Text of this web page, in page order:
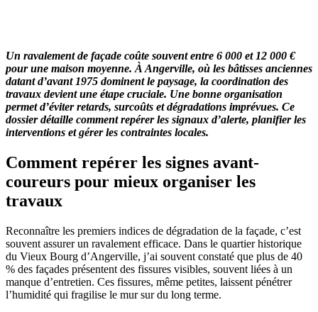
Un ravalement de façade coûte souvent entre 6 000 et 12 000 €
pour une maison moyenne. À Angerville, où les bâtisses anciennes
datant d’avant 1975 dominent le paysage, la coordination des
travaux devient une étape cruciale. Une bonne organisation
permet d’éviter retards, surcoûts et dégradations imprévues. Ce
dossier détaille comment repérer les signaux d’alerte, planifier les
interventions et gérer les contraintes locales.
Comment repérer les signes avant-
coureurs pour mieux organiser les
travaux
Reconnaître les premiers indices de dégradation de la façade, c’est
souvent assurer un ravalement efficace. Dans le quartier historique
du Vieux Bourg d’Angerville, j’ai souvent constaté que plus de 40
% des façades présentent des fissures visibles, souvent liées à un
manque d’entretien. Ces fissures, même petites, laissent pénétrer
l’humidité qui fragilise le mur sur du long terme.